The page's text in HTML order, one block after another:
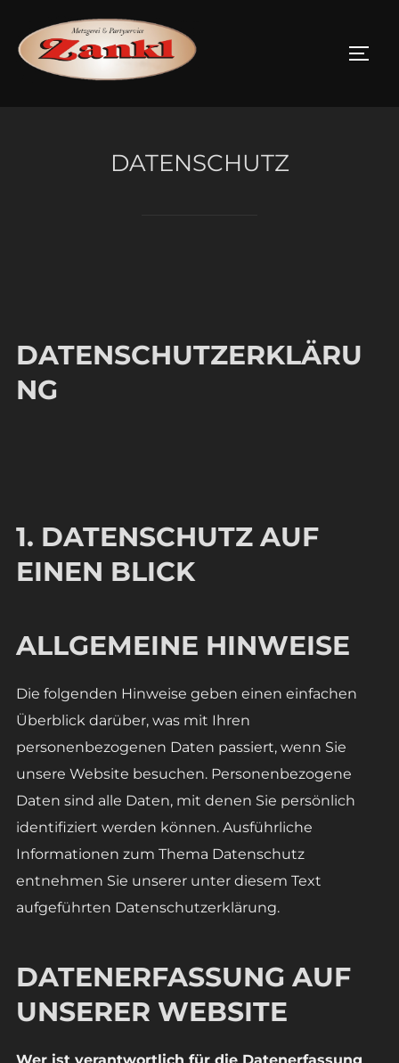
Inhalt
springen
DATENSCHUTZ
DATENSCHUTZERKLÄRU
NG
1. DATENSCHUTZ AUF
EINEN BLICK
ALLGEMEINE HINWEISE
Die folgenden Hinweise geben einen einfachen
Überblick darüber, was mit Ihren
personenbezogenen Daten passiert, wenn Sie
unsere Website besuchen. Personenbezogene
Daten sind alle Daten, mit denen Sie persönlich
identifiziert werden können. Ausführliche
Informationen zum Thema Datenschutz
entnehmen Sie unserer unter diesem Text
aufgeführten Datenschutzerklärung.
DATENERFASSUNG AUF
UNSERER WEBSITE